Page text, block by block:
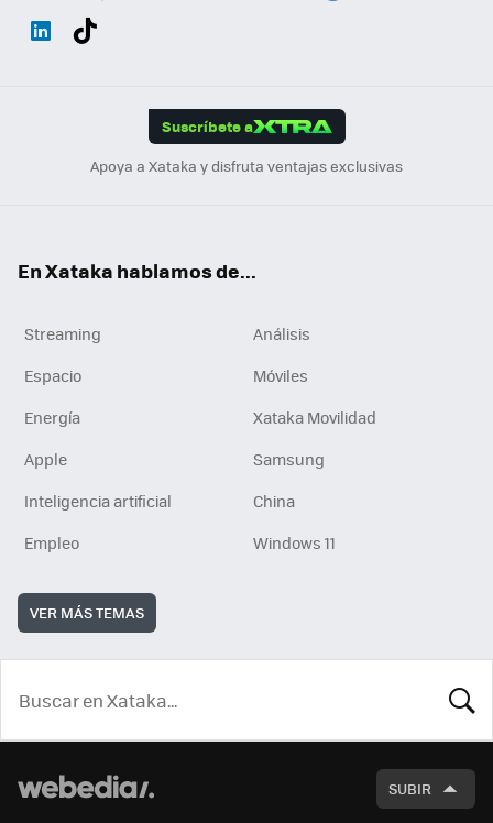
Suscríbete a
Apoya a Xataka y disfruta ventajas exclusivas
En Xataka hablamos de...
Streaming
Análisis
Espacio
Móviles
Energía
Xataka Movilidad
Apple
Samsung
Inteligencia artificial
China
Empleo
Windows 11
VER MÁS TEMAS
SUBIR